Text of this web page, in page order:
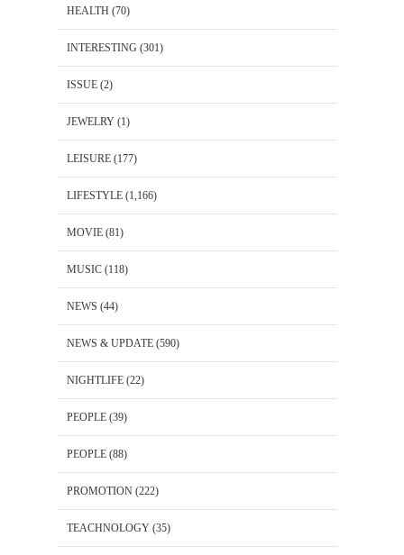
HEALTH (70)
INTERESTING (301)
ISSUE (2)
JEWELRY (1)
LEISURE (177)
LIFESTYLE (1,166)
MOVIE (81)
MUSIC (118)
NEWS (44)
NEWS & UPDATE (590)
NIGHTLIFE (22)
PEOPLE (39)
PEOPLE (88)
PROMOTION (222)
TEACHNOLOGY (35)